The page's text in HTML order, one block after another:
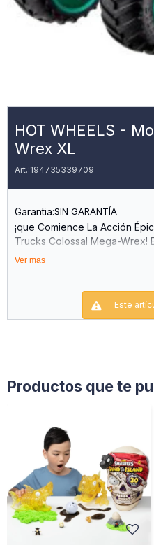
HOT WHEELS -
Wrex XL
194735339709
Garantia:SIN GARANTÍA
¡que Comience La Acción
Trucks Colossal Mega-Wrex!
Escala Reproduce Con
Aventuras. Con Sus Gráficos
Ver mas
Este
Productos que te